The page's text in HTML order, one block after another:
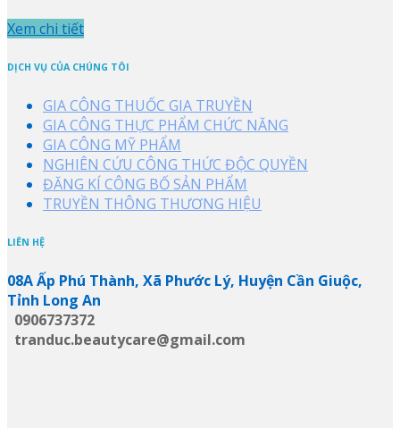
Xem chi tiết
DỊCH VỤ CỦA CHÚNG TÔI
GIA CÔNG THUỐC GIA TRUYỀN
GIA CÔNG THỰC PHẨM CHỨC NĂNG
GIA CÔNG MỸ PHẨM
NGHIÊN CỨU CÔNG THỨC ĐỘC QUYỀN
ĐĂNG KÍ CÔNG BỐ SẢN PHẨM
TRUYỀN THÔNG THƯƠNG HIỆU
LIÊN HỆ
08A Ấp Phú Thành, Xã Phước Lý, Huyện Cần Giuộc,
Tỉnh Long An
0906737372
tranduc.beautycare@gmail.com